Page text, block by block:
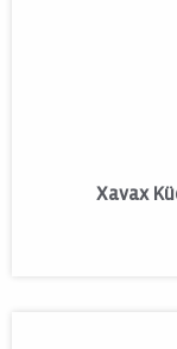
Xavax